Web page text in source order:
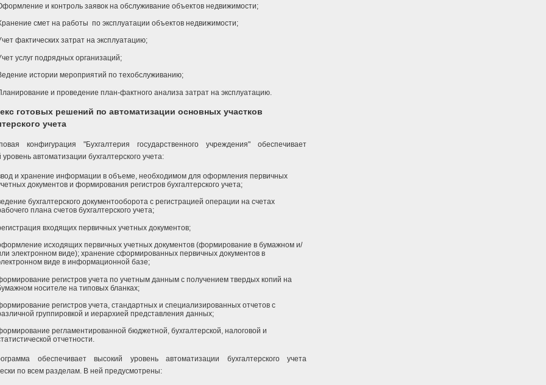
и контроль заявок на обслуживание объектов недвижимости;
смет на работы по эксплуатации объектов недвижимости;
фактических затрат на эксплуатацию;
услуг подрядных организаций;
истории мероприятий по техобслуживанию;
и проведение план-фактного анализа затрат на эксплуатацию.
готовых решений по автоматизации основных участков
учета
конфигурация "Бухгалтерия государственного учреждения" обеспечивает
уровень автоматизации бухгалтерского учета:
и хранение информации в объеме, необходимом для оформления первичных
документов и формирования регистров бухгалтерского учета;
бухгалтерского документооборота с регистрацией операции на счетах
плана счетов бухгалтерского учета;
входящих первичных учетных документов;
исходящих первичных учетных документов (формирование в бумажном и/
электронном виде); хранение сформированных первичных документов в
виде в информационной базе;
регистров учета по учетным данным с получением твердых копий на
носителе на типовых бланках;
регистров учета, стандартных и специализированных отчетов с
группировкой и иерархией представления данных;
регламентированной бюджетной, бухгалтерской, налоговой и
отчетности.
обеспечивает высокий уровень автоматизации бухгалтерского учета
по всем разделам. В ней предусмотрены: